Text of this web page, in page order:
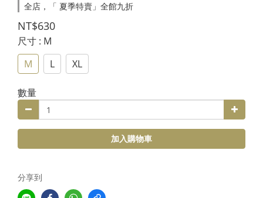
全店，「 夏季特賣」全館九折
NT$630
尺寸 : M
M
L XL
數量
加入購物車
分享到